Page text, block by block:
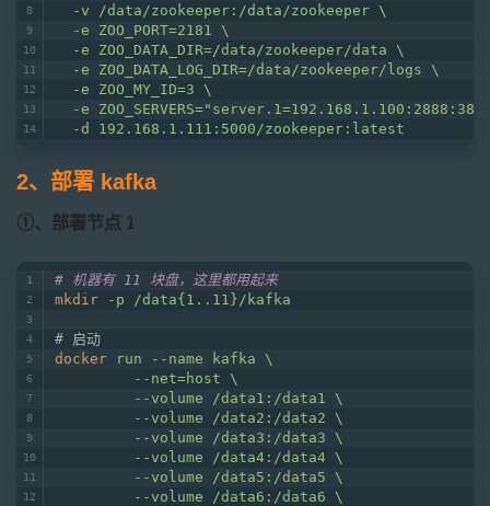
  -v /data/zookeeper:/data/zookeeper \
  -e ZOO_PORT=2181 \
  -e ZOO_DATA_DIR=/data/zookeeper/data \
  -e ZOO_DATA_LOG_DIR=/data/zookeeper/logs \
  -e ZOO_MY_ID=3 \
-e
  -d 192.168.1.111:5000/zookeeper:latest
2、部署 kafka
①、部署节点 1
# 机器有 11 块盘，这里都用起来
mkdir
-p /data{1..11}/kafka
# 启动
docker
run --name kafka \
         --net=host \
         --volume /data1:/data1 \
         --volume /data2:/data2 \
         --volume /data3:/data3 \
         --volume /data4:/data4 \
         --volume /data5:/data5 \
         --volume /data6:/data6 \